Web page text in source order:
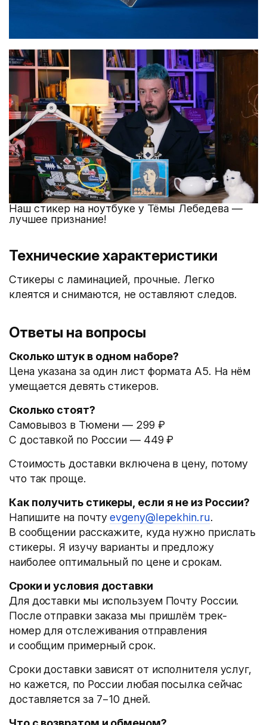
Наш стикер на ноутбуке у Тёмы Лебедева —
лучшее признание!
Технические характеристики
Стикеры с ламинацией, прочные. Легко
клеятся и снимаются, не оставляют следов.
Ответы на вопросы
Сколько штук в одном наборе?
Цена указана за один лист формата А5. На нём
умещается девять стикеров.
Сколько стоят?
Самовывоз в Тюмени — 299 ₽
С доставкой по России — 449 ₽
Стоимость доставки включена в цену, потому
что так проще.
Как получить стикеры, если я не из России?
Напишите на почтуevgeny@lepekhin.ru.
В сообщении расскажите, куда нужно прислать
стикеры. Я изучу варианты и предложу
наиболее оптимальный по цене и срокам.
Сроки и условия доставки
Для доставки мы используем Почту России.
После отправки заказа мы пришлём трек-
номер для отслеживания отправления
и сообщим примерный срок.
Сроки доставки зависят от исполнителя услуг,
но кажется, по России любая посылка сейчас
доставляется за 7−10 дней.